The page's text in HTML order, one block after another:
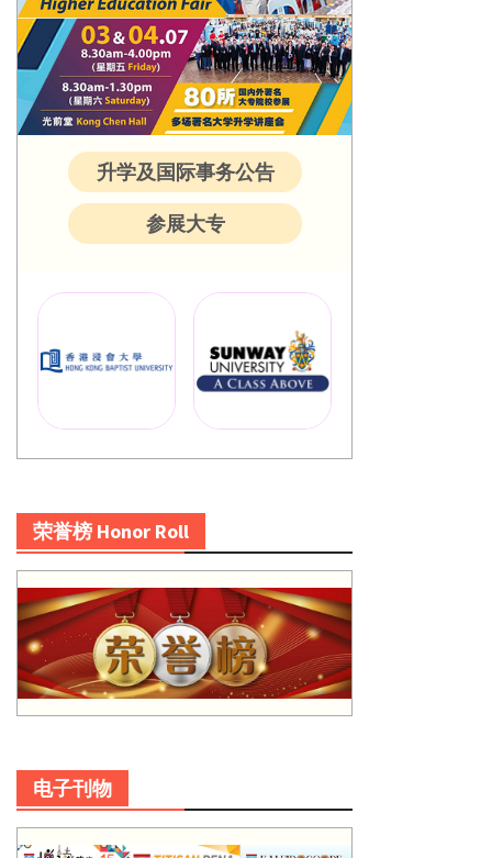
升学及国际事务公告
参展大专
荣誉榜 Honor Roll
电子刊物